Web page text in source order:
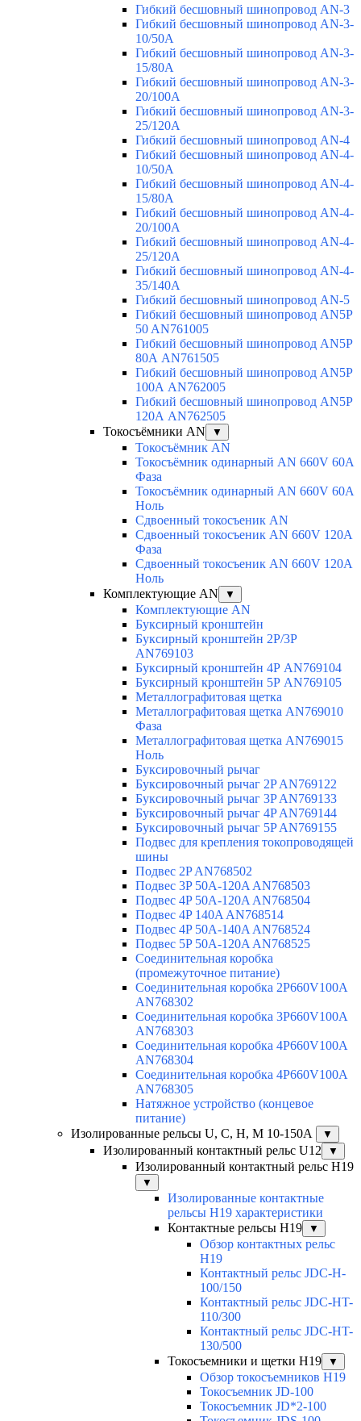
Гибкий бесшовный шинопровод AN-3
Гибкий бесшовный шинопровод AN-3-
10/50A
Гибкий бесшовный шинопровод AN-3-
15/80A
Гибкий бесшовный шинопровод AN-3-
20/100A
Гибкий бесшовный шинопровод AN-3-
25/120A
Гибкий бесшовный шинопровод AN-4
Гибкий бесшовный шинопровод AN-4-
10/50A
Гибкий бесшовный шинопровод AN-4-
15/80A
Гибкий бесшовный шинопровод AN-4-
20/100A
Гибкий бесшовный шинопровод AN-4-
25/120A
Гибкий бесшовный шинопровод AN-4-
35/140A
Гибкий бесшовный шинопровод AN-5
Гибкий бесшовный шинопровод AN5P
50 AN761005
Гибкий бесшовный шинопровод AN5P
80А AN761505
Гибкий бесшовный шинопровод AN5P
100А AN762005
Гибкий бесшовный шинопровод AN5P
120А AN762505
Токосъёмники AN
▼
Токосъёмник AN
Токосъёмник одинарный AN 660V 60A
Фаза
Токосъёмник одинарный AN 660V 60A
Ноль
Сдвоенный токосъеник AN
Сдвоенный токосъеник AN 660V 120A
Фаза
Сдвоенный токосъеник AN 660V 120A
Ноль
Комплектующие AN
▼
Комплектующие AN
Буксирный кронштейн
Буксирный кронштейн 2Р/3Р
AN769103
Буксирный кронштейн 4Р AN769104
Буксирный кронштейн 5Р AN769105
Металлографитовая щетка
Металлографитовая щетка AN769010
Фаза
Металлографитовая щетка AN769015
Ноль
Буксировочный рычаг
Буксировочный рычаг 2P AN769122
Буксировочный рычаг 3P AN769133
Буксировочный рычаг 4P AN769144
Буксировочный рычаг 5P AN769155
Подвес для крепления токопроводящей
шины
Подвес 2P AN768502
Подвес 3P 50A-120A AN768503
Подвес 4P 50A-120A AN768504
Подвес 4P 140A AN768514
Подвес 4P 50A-140A AN768524
Подвес 5P 50A-120A AN768525
Соединительная коробка
(промежуточное питание)
Соединительная коробка 2P660V100A
AN768302
Соединительная коробка 3P660V100A
AN768303
Соединительная коробка 4P660V100A
AN768304
Соединительная коробка 4P660V100A
AN768305
Натяжное устройство (концевое
питание)
Изолированные рельсы U, C, H, M 10-150А
▼
Изолированный контактный рельс U12 ▼
Изолированный контактный рельс Н19
▼
Изолированные контактные
рельсы Н19 характеристики
Контактные рельсы H19
▼
Обзор контактных рельс
H19
Контактный рельс JDC-H-
100/150
Контактный рельс JDC-HT-
110/300
Контактный рельс JDC-HT-
130/500
Токосъемники и щетки H19
▼
Обзор токосъемников H19
Токосъемник JD-100
Токосъемник JD*2-100